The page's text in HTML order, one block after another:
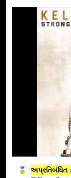
🥇 અપ્રતિબંધિત